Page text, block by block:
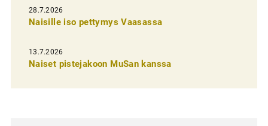
s
e
l
a
u
28.7.2026
Naisille iso pettymys Vaasassa
13.7.2026
Naiset pistejakoon MuSan kanssa